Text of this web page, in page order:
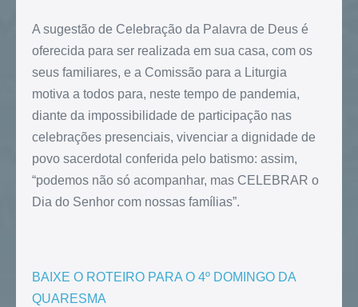
A sugestão de Celebração da Palavra de Deus é
oferecida para ser realizada em sua casa, com os
seus familiares, e a Comissão para a Liturgia
motiva a todos para, neste tempo de pandemia,
diante da impossibilidade de participação nas
celebrações presenciais, vivenciar a dignidade de
povo sacerdotal conferida pelo batismo: assim,
“podemos não só acompanhar, mas CELEBRAR o
Dia do Senhor com nossas famílias”.
BAIXE O ROTEIRO PARA O 4º DOMINGO DA
QUARESMA